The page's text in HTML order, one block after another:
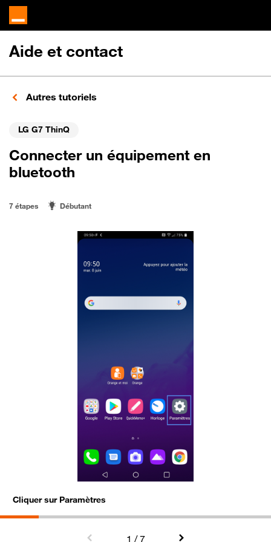
Aide et contact
Autres tutoriels
LG G7 ThinQ
Connecter un équipement en
bluetooth
7 étapes Débutant
Cliquer sur Paramètres
1 / 7